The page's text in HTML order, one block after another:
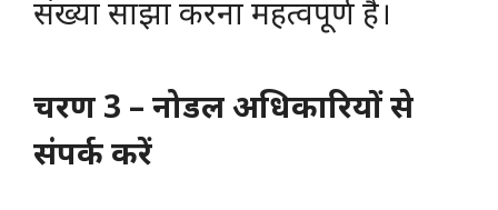
संख्या साझा करना महत्वपूर्ण है।
चरण 3 – नोडल अधिकारियों से
संपर्क करें